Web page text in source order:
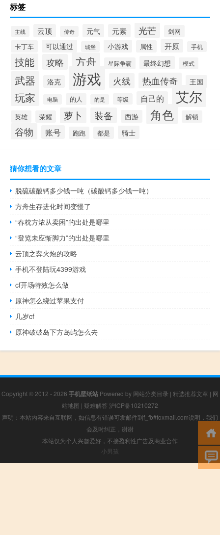
标签
主线 云顶 传奇 元气 元素 光芒
剑网
卡丁车
可以通过 城堡 小游戏 属性 开原 手机
技能 攻略 方舟 星际争霸 最终幻想 模式
武器 洛克 游戏 火线 热血传奇 王国
玩家 电脑 的人 的是 等级 自己的 艾尔
英雄 荣耀 萝卜 装备 西游 角色 解锁
谷物 账号 跑跑 都是 骑士
猜你想看的文章
脱硫碳酸钙多少钱一吨（碳酸钙多少钱一吨）
方舟生存进化时间变慢了
“春枕方浓从卖困”的出处是哪里
“登览未应惭脚力”的出处是哪里
云顶之弈火炮的攻略
手机不登陆玩4399游戏
cf开场特效怎么做
原神怎么绕过苹果支付
几岁cf
原神破破岛下方岛屿怎么去
Copyright © 2012 - 2026 手机壁纸站 Powered by 网站分类目录 | 精选推荐文章 | 网
站地图 | 疑难解答 沪ICP备10210272
声明：本站内容来自互联网，如信息有错误可发邮件到f_fb#foxmail.com说明，我们
会及时纠正，谢谢
本站仅为个人兴趣爱好，不接盈利性广告及商业合作
小男孩